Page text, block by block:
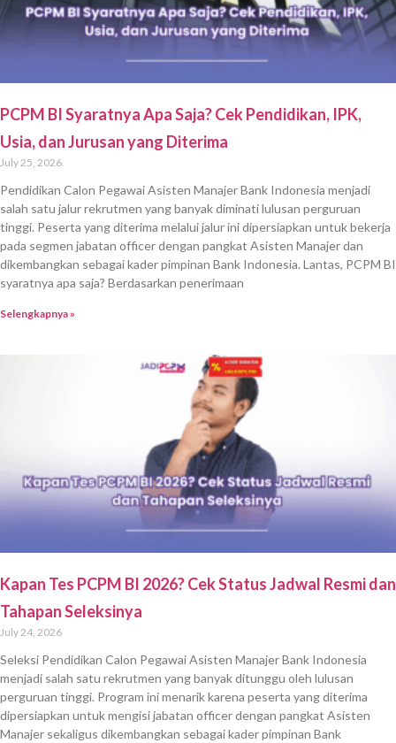
PCPM BI Syaratnya Apa Saja? Cek Pendidikan, IPK,
Usia, dan Jurusan yang Diterima
July 25, 2026
Pendidikan Calon Pegawai Asisten Manajer Bank Indonesia menjadi
salah satu jalur rekrutmen yang banyak diminati lulusan perguruan
tinggi. Peserta yang diterima melalui jalur ini dipersiapkan untuk bekerja
pada segmen jabatan officer dengan pangkat Asisten Manajer dan
dikembangkan sebagai kader pimpinan Bank Indonesia. Lantas, PCPM BI
syaratnya apa saja? Berdasarkan penerimaan
Selengkapnya »
Kapan Tes PCPM BI 2026? Cek Status Jadwal Resmi dan
Tahapan Seleksinya
July 24, 2026
Seleksi Pendidikan Calon Pegawai Asisten Manajer Bank Indonesia
menjadi salah satu rekrutmen yang banyak ditunggu oleh lulusan
perguruan tinggi. Program ini menarik karena peserta yang diterima
dipersiapkan untuk mengisi jabatan officer dengan pangkat Asisten
Manajer sekaligus dikembangkan sebagai kader pimpinan Bank